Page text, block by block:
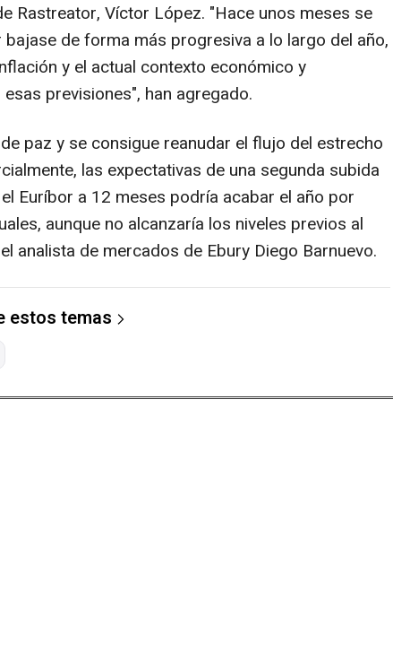
Rastreator, Víctor López. "Hace unos meses se
de forma más progresiva a lo largo del año,
y el actual contexto económico y
previsiones", han agregado.
paz y se consigue reanudar el flujo del estrecho
las expectativas de una segunda subida
Euríbor a 12 meses podría acabar el año por
aunque no alcanzaría los niveles previos al
analista de mercados de Ebury Diego Barnuevo.
estos temas